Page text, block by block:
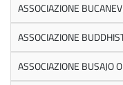
ASSOCIAZIONE
ASSOCIAZIONE
ASSOCIAZIONE BUSAJO